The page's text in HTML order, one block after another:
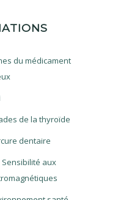
du médicament
de la thyroïde
dentaire
Sensibilité aux